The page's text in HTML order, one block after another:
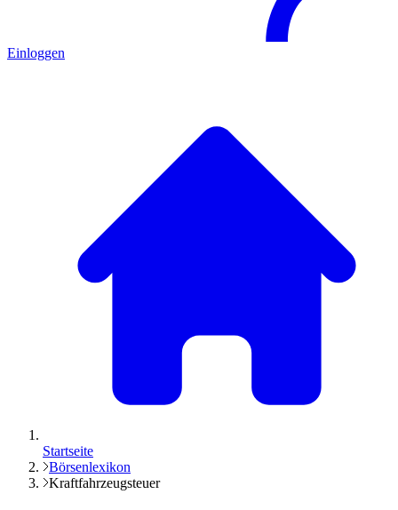
Einloggen
Startseite
Börsenlexikon
Kraftfahrzeugsteuer